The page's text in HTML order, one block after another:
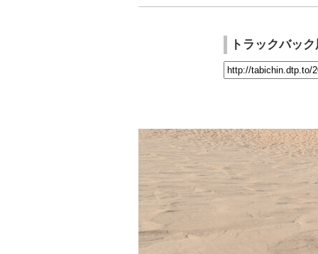
トラックバッ